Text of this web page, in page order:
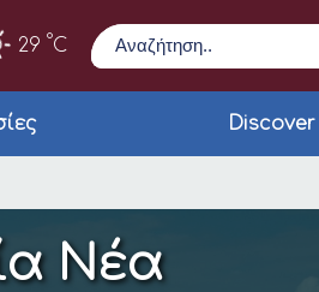
29 °C
Αναζήτηση
Νέα